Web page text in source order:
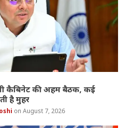
कैबिनेट की अहम बैठक, कई
है मुहर
August 7, 2026